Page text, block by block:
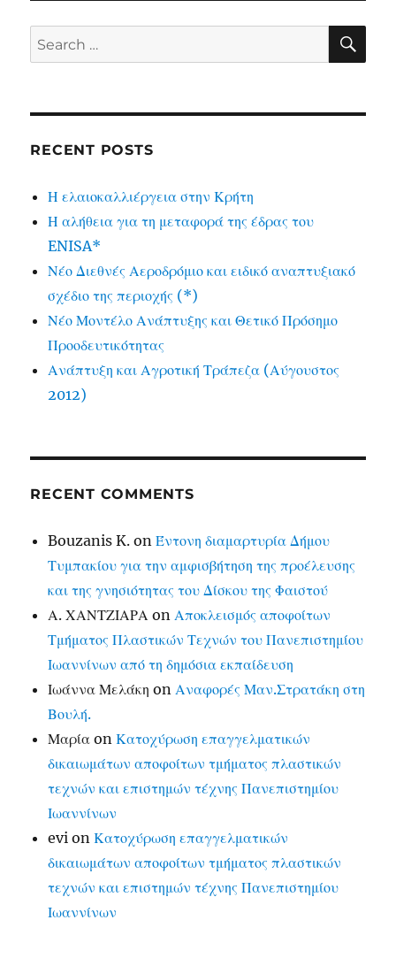
Search
for:
RECENT POSTS
Η ελαιοκαλλιέργεια στην Κρήτη
Η αλήθεια για τη μεταφορά της έδρας του
ENISA*
Νέο Διεθνές Αεροδρόμιο και ειδικό αναπτυξιακό
σχέδιο της περιοχής (*)
Νέο Μοντέλο Ανάπτυξης και Θετικό Πρόσημο
Προοδευτικότητας
Ανάπτυξη και Αγροτική Τράπεζα (Αύγουστος
2012)
RECENT COMMENTS
Bouzanis K. onΈντονη διαμαρτυρία Δήμου
Τυμπακίου για την αμφισβήτηση της προέλευσης
και της γνησιότητας του Δίσκου της Φαιστού
Α. ΧΑΝΤΖΙΑΡΑ onΑποκλεισμός αποφοίτων
Τμήματος Πλαστικών Τεχνών του Πανεπιστημίου
Ιωαννίνων από τη δημόσια εκπαίδευση
Ιωάννα Μελάκη onΑναφορές Μαν.Στρατάκη στη
Βουλή.
Μαρία onΚατοχύρωση επαγγελματικών
δικαιωμάτων αποφοίτων τμήματος πλαστικών
τεχνών και επιστημών τέχνης Πανεπιστημίου
Ιωαννίνων
evi onΚατοχύρωση επαγγελματικών
δικαιωμάτων αποφοίτων τμήματος πλαστικών
τεχνών και επιστημών τέχνης Πανεπιστημίου
Ιωαννίνων